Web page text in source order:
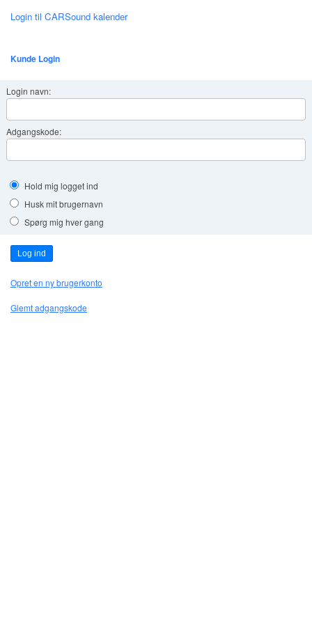
Login til CARSound kalender
Kunde Login
Login navn:
Adgangskode:
Hold mig logget ind
Husk mit brugernavn
Spørg mig hver gang
Log ind
Opret en ny brugerkonto
Glemt adgangskode